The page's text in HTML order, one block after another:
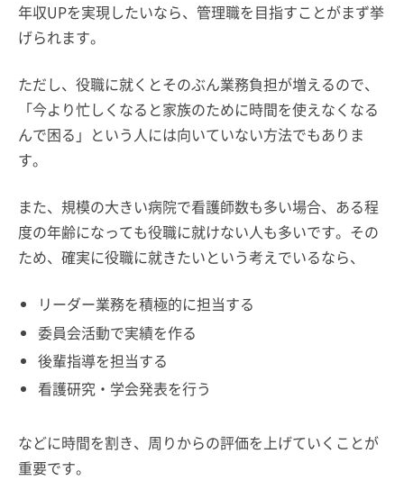
年収UPを実現したいなら、管理職を目指すことがまず挙
げられます。
ただし、役職に就くとそのぶん業務負担が増えるので、
「今より忙しくなると家族のために時間を使えなくなる
んで困る」という人には向いていない方法でもありま
す。
また、規模の大きい病院で看護師数も多い場合、ある程
度の年齢になっても役職に就けない人も多いです。その
ため、確実に役職に就きたいという考えでいるなら、
リーダー業務を積極的に担当する
委員会活動で実績を作る
後輩指導を担当する
看護研究・学会発表を行う
などに時間を割き、周りからの評価を上げていくことが
重要です。